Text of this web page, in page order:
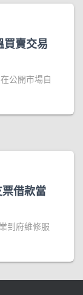
賣交易
公開市場自
借款當
到府維修服